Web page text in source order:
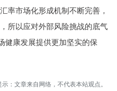
率市场化形成机制不断完善，
所以应对外部风险挑战的底气
健康发展提供更加坚实的保
：文章来自网络，不代表本站观点。